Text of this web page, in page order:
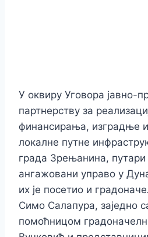
У оквиру Уговора јавно-
партнерству за
финансирања, изградње
локалне путне
града Зрењанина,
ангажовани управо у
их је посетио и
Симо Салапура, заједно
помоћницом